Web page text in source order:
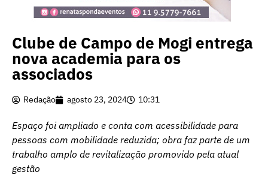
Clube de Campo de Mogi entrega
nova academia para os
associados
Redação agosto 23, 2024 10:31
Espaço foi ampliado e conta com acessibilidade para
pessoas com mobilidade reduzida; obra faz parte de um
trabalho amplo de revitalização promovido pela atual
gestão